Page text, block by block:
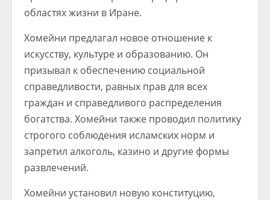
областях жизни в Иране.
Хомейни предлагал новое отношение к
искусству, культуре и образованию. Он
призывал к обеспечению социальной
справедливости, равных прав для всех
граждан и справедливого распределения
богатства. Хомейни также проводил политику
строгого соблюдения исламских норм и
запретил алкоголь, казино и другие формы
развлечений.
Хомейни установил новую конституцию,